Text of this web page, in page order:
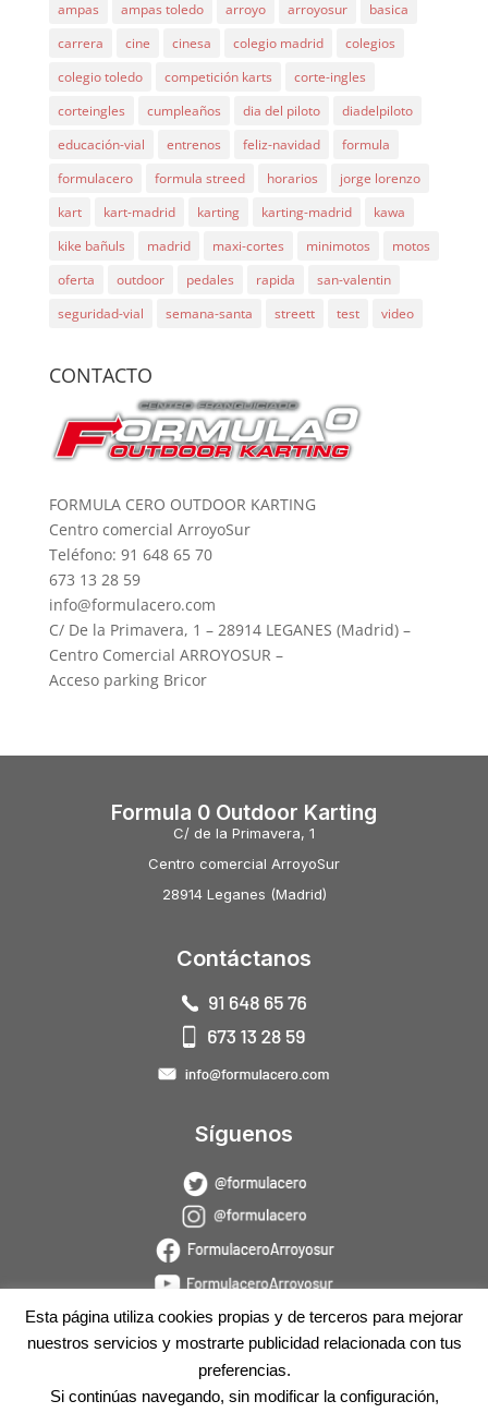
ampas ampas toledo arroyo arroyosur
basica
carrera
cine cinesa colegio madrid
colegios
colegio toledo
competición karts
corte-ingles
corteingles
cumpleaños dia del piloto
diadelpiloto
educación-vial
entrenos feliz-navidad
formula
formulacero
formula streed horarios
jorge lorenzo
kart
kart-madrid karting karting-madrid
kawa
kike bañuls
madrid maxi-cortes minimotos
motos
oferta
outdoor pedales rapida
san-valentin
seguridad-vial
semana-santa streett test video
CONTACTO
FORMULA CERO OUTDOOR KARTING
Centro comercial ArroyoSur
Teléfono: 91 648 65 70
673 13 28 59
info@formulacero.com
C/ De la Primavera, 1 – 28914 LEGANES (Madrid) –
Centro Comercial ARROYOSUR –
Acceso parking Bricor
Formula 0 Outdoor Karting
C/ de la Primavera, 1
Centro comercial ArroyoSur
28914 Leganes (Madrid)
Contáctanos
Síguenos
Esta página utiliza cookies propias y de terceros para mejorar
nuestros servicios y mostrarte publicidad relacionada con tus
preferencias.
Si continúas navegando, sin modificar la configuración,